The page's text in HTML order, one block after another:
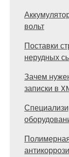
вольт
Поставки
нерудных
Зачем
записки в